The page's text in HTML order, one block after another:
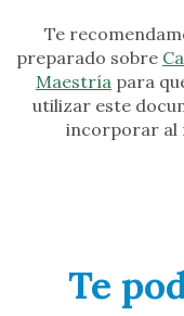
Te
preparado sobre
Maestría para
utilizar este
incorporar al
Te